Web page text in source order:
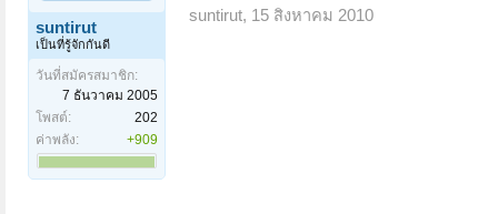
suntirut
เป็นที่รู้จักกันดี
วันที่สมัครสมาชิก:
7 ธันวาคม 2005
โพสต์:
202
ค่าพลัง:
+909
suntirut, 15 สิงหาคม 2010